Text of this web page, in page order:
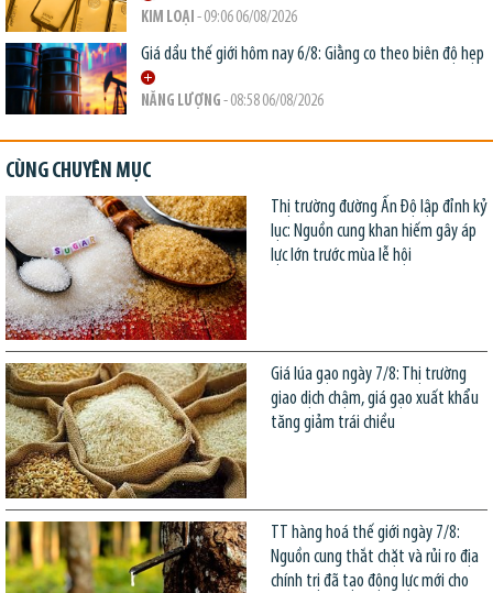
KIM LOẠI - 09:06 06/08/2026
Giá dầu thế giới hôm nay 6/8: Giằng co theo biên độ hẹp
NĂNG LƯỢNG - 08:58 06/08/2026
CÙNG CHUYÊN MỤC
Thị trường đường Ấn Độ lập đỉnh kỷ
lục: Nguồn cung khan hiếm gây áp
lực lớn trước mùa lễ hội
Giá lúa gạo ngày 7/8: Thị trường
giao dịch chậm, giá gạo xuất khẩu
tăng giảm trái chiều
TT hàng hoá thế giới ngày 7/8:
Nguồn cung thắt chặt và rủi ro địa
chính trị đã tạo động lực mới cho